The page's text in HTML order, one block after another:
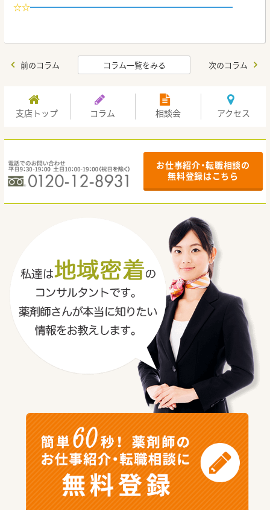
☆☆━━━━━━━━━━━━━━━━━━━━━━━━
前のコラム コラム一覧をみる 次のコラム
支店トップ コラム 相談会 アクセス
お仕事紹介・転職相談の
無料登録はこちら